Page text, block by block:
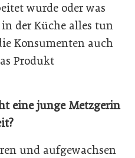
wurde oder was
der Küche alles tun
Konsumenten auch
Produkt
eine junge Metzgerin
und aufgewachsen